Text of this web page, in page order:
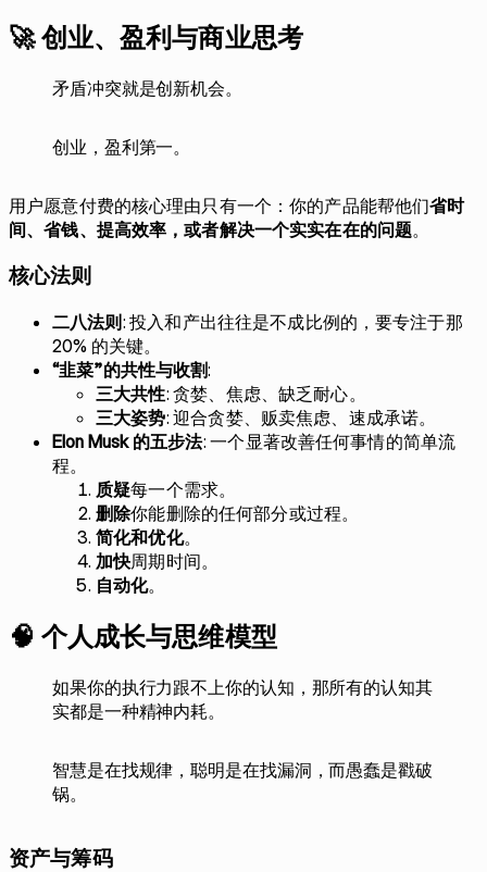
🚀 创业、盈利与商业思考
矛盾冲突就是创新机会。
创业，盈利第一。
用户愿意付费的核心理由只有一个：你的产品能帮他们省时
间、省钱、提高效率，或者解决一个实实在在的问题。
核心法则
二八法则 : 投入和产出往往是不成比例的，要专注于那
20% 的关键。
“韭菜”的共性与收割:
三大共性: 贪婪、焦虑、缺乏耐心。
三大姿势: 迎合贪婪、贩卖焦虑、速成承诺。
Elon Musk 的五步法: 一个显著改善任何事情的简单流
程。
质疑每一个需求。
删除你能删除的任何部分或过程。
简化和优化。
加快周期时间。
自动化。
🧠 个人成长与思维模型
如果你的执行力跟不上你的认知，那所有的认知其
实都是一种精神内耗。
智慧是在找规律，聪明是在找漏洞，而愚蠢是戳破
锅。
资产与筹码